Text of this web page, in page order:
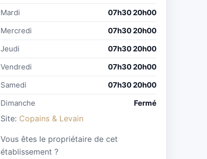
Mardi
07h30 20h00
Mercredi
07h30 20h00
Jeudi
07h30 20h00
Vendredi
07h30 20h00
Samedi
07h30 20h00
Dimanche
Fermé
Site: Copains & Levain
Vous êtes le propriétaire de cet
établissement ?